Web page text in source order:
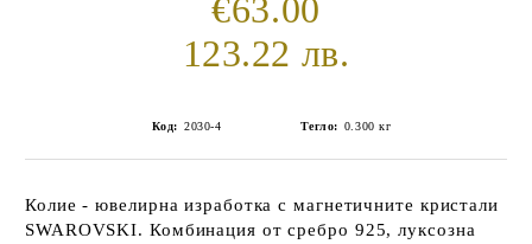
€63.00
123.22 лв.
Код: 2030-4 Тегло: 0.300 кг
Колие - ювелирна изработка с магнетичните кристали
SWAROVSKI. Комбинация от сребро 925, луксозна